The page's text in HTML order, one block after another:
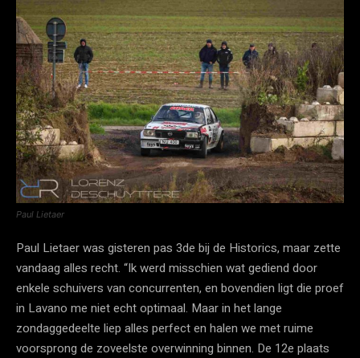
Paul Lietaer
Paul Lietaer was gisteren pas 3de bij de Historics, maar zette
vandaag alles recht. “Ik werd misschien wat gediend door
enkele schuivers van concurrenten, en bovendien ligt die proef
in Lavano me niet echt optimaal. Maar in het lange
zondaggedeelte liep alles perfect en halen we met ruime
voorsprong de zoveelste overwinning binnen. De 12e plaats